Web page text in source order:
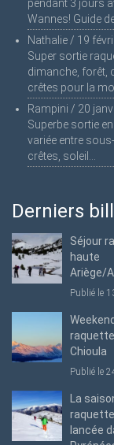
pendant 3 jours
Wannes! Guide
Nathalie / 19
Super sortie
dimanche, forêt,
crêtes pour la
Rampini / 20
Superbe sortie
variée entre
crêtes, soleil...
Derniers
Séjour
haute
Ariège/
Publié le
Weekend
Chioula
Publié le
La
lancée